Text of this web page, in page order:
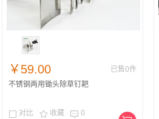
￥59.00
已售0件
不锈钢两用锄头除草钉耙
对比  收藏  0